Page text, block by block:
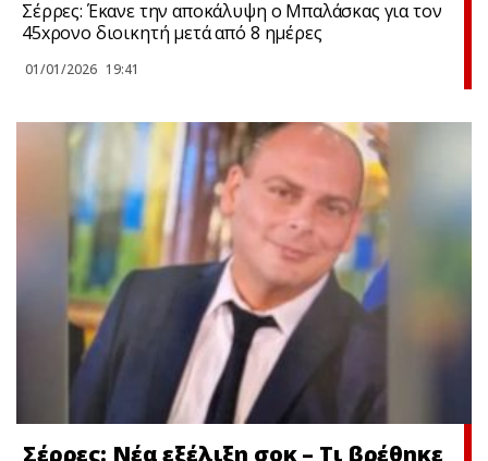
Σέρρες: Έκανε την αποκάλυψη ο Μπαλάσκας για τον
45xρονο διοικητή μετά από 8 ημέρες
01/01/2026 19:41
Σέρρες: Νέα εξέλιξη σoκ – Τι βρέθnκε